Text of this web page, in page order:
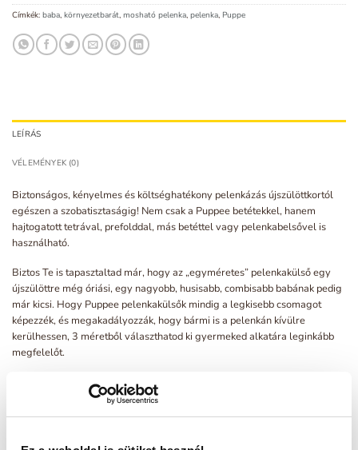
Címkék: baba, környezetbarát, mosható pelenka, pelenka, Puppe
LEÍRÁS
VÉLEMÉNYEK (0)
Biztonságos, kényelmes és költséghatékony pelenkázás újszülöttkortól
egészen a szobatisztaságig! Nem csak a Puppee betétekkel, hanem
hajtogatott tetrával, prefolddal, más betéttel vagy pelenkabelsővel is
használható.
Biztos Te is tapasztaltad már, hogy az „egyméretes” pelenkakülső egy
újszülöttre még óriási, egy nagyobb, husisabb, combisabb babának pedig
már kicsi. Hogy Puppee pelenkakülsők mindig a legkisebb csomagot
képezzék, és megakadályozzák, hogy bármi is a pelenkán kívülre
kerülhessen, 3 méretből választhatod ki gyermeked alkatára leginkább
megfelelőt.
S: újszülött kortól, kb. 2,8 kg-tól 5,5-6,5 kg-ig (alkattól függően)
M: kb. 5,5-6,5 kg-tól 10-12 kg-ig (alkattól függően)